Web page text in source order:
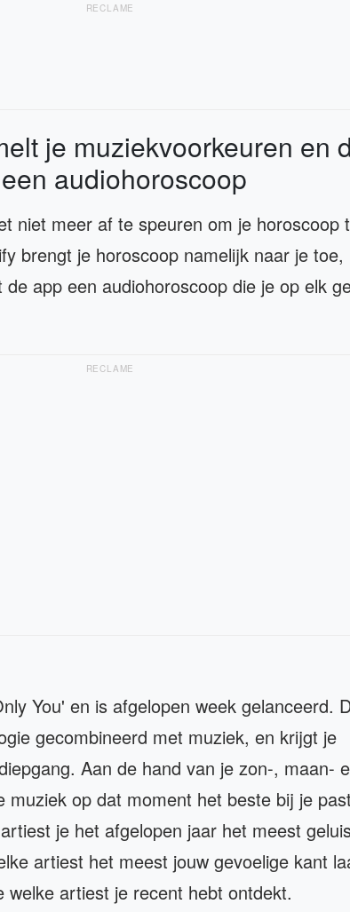
RECLAME
je muziekvoorkeuren en
audiohoroscoop
niet meer af te speuren om je horoscoop
brengt je horoscoop namelijk naar je
app een audiohoroscoop die je op elk
RECLAME
You' en is afgelopen week gelanceerd.
gecombineerd met muziek, en krijgt je
Aan de hand van je zon-, maan-
muziek op dat moment het beste bij je
je het afgelopen jaar het meest
artiest het meest jouw gevoelige kant
welke artiest je recent hebt ontdekt.